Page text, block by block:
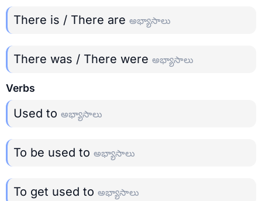
There is / There are అభ్యాసాలు
There was / There were అభ్యాసాలు
Verbs
Used to అభ్యాసాలు
To be used to అభ్యాసాలు
To get used to అభ్యాసాలు